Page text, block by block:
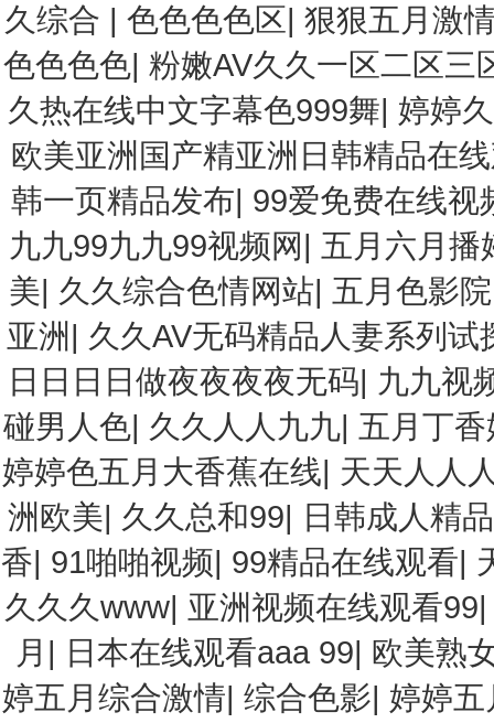
久综合 |色色色色区|狠狠五月激
色色色色|粉嫩AV久久一区二区三
久热在线中文字幕色999舞| 婷婷
欧美亚洲国产精亚洲日韩精品在
韩一页精品发布| 99爱免费在线视
九九99九九99视频网| 五月六月播
美| 久久综合色情网站| 五月色影院
亚洲 | 久久AV无码精品人妻系列试
日日日日做夜夜夜夜无码| 九九视
碰男人色| 久久人人九九| 五月丁
婷婷色五月大香蕉在线| 天天人人
洲欧美| 久久总和99| 日韩成人精
香| 91啪啪视频| 99精品在线观看|
久久久www| 亚洲视频在线观看99
月 | 日本在线观看aaa 99| 欧美熟
婷五月综合激情| 综合色影| 婷婷